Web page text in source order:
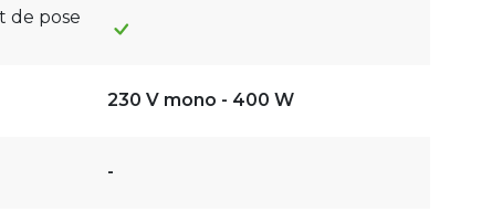
de pose
230 V mono - 400 W
-